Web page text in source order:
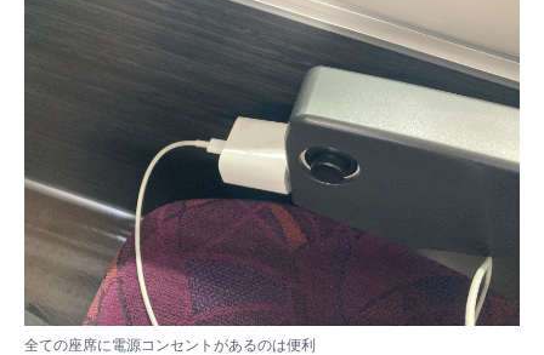
全ての座席に電源コンセントがあるのは便利